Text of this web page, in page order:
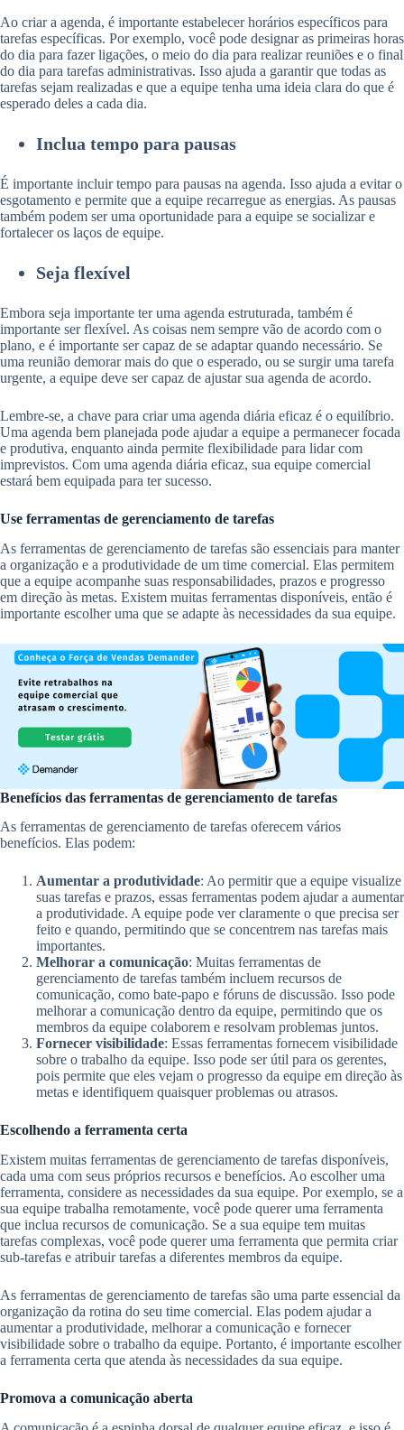
Ao criar a agenda, é importante estabelecer horários específicos para
tarefas específicas. Por exemplo, você pode designar as primeiras horas
do dia para fazer ligações, o meio do dia para realizar reuniões e o final
do dia para tarefas administrativas. Isso ajuda a garantir que todas as
tarefas sejam realizadas e que a equipe tenha uma ideia clara do que é
esperado deles a cada dia.
Inclua tempo para pausas
É importante incluir tempo para pausas na agenda. Isso ajuda a evitar o
esgotamento e permite que a equipe recarregue as energias. As pausas
também podem ser uma oportunidade para a equipe se socializar e
fortalecer os laços de equipe.
Seja flexível
Embora seja importante ter uma agenda estruturada, também é
importante ser flexível. As coisas nem sempre vão de acordo com o
plano, e é importante ser capaz de se adaptar quando necessário. Se
uma reunião demorar mais do que o esperado, ou se surgir uma tarefa
urgente, a equipe deve ser capaz de ajustar sua agenda de acordo.
Lembre-se, a chave para criar uma agenda diária eficaz é o equilíbrio.
Uma agenda bem planejada pode ajudar a equipe a permanecer focada
e produtiva, enquanto ainda permite flexibilidade para lidar com
imprevistos. Com uma agenda diária eficaz, sua equipe comercial
estará bem equipada para ter sucesso.
Use ferramentas de gerenciamento de tarefas
As ferramentas de gerenciamento de tarefas são essenciais para manter
a organização e a produtividade de um time comercial. Elas permitem
que a equipe acompanhe suas responsabilidades, prazos e progresso
em direção às metas. Existem muitas ferramentas disponíveis, então é
importante escolher uma que se adapte às necessidades da sua equipe.
Benefícios das ferramentas de gerenciamento de tarefas
As ferramentas de gerenciamento de tarefas oferecem vários
benefícios. Elas podem:
Aumentar a produtividade: Ao permitir que a equipe visualize
suas tarefas e prazos, essas ferramentas podem ajudar a aumentar
a produtividade. A equipe pode ver claramente o que precisa ser
feito e quando, permitindo que se concentrem nas tarefas mais
importantes.
Melhorar a comunicação: Muitas ferramentas de
gerenciamento de tarefas também incluem recursos de
comunicação, como bate-papo e fóruns de discussão. Isso pode
melhorar a comunicação dentro da equipe, permitindo que os
membros da equipe colaborem e resolvam problemas juntos.
Fornecer visibilidade: Essas ferramentas fornecem visibilidade
sobre o trabalho da equipe. Isso pode ser útil para os gerentes,
pois permite que eles vejam o progresso da equipe em direção às
metas e identifiquem quaisquer problemas ou atrasos.
Escolhendo a ferramenta certa
Existem muitas ferramentas de gerenciamento de tarefas disponíveis,
cada uma com seus próprios recursos e benefícios. Ao escolher uma
ferramenta, considere as necessidades da sua equipe. Por exemplo, se a
sua equipe trabalha remotamente, você pode querer uma ferramenta
que inclua recursos de comunicação. Se a sua equipe tem muitas
tarefas complexas, você pode querer uma ferramenta que permita criar
sub-tarefas e atribuir tarefas a diferentes membros da equipe.
As ferramentas de gerenciamento de tarefas são uma parte essencial da
organização da rotina do seu time comercial. Elas podem ajudar a
aumentar a produtividade, melhorar a comunicação e fornecer
visibilidade sobre o trabalho da equipe. Portanto, é importante escolher
a ferramenta certa que atenda às necessidades da sua equipe.
Promova a comunicação aberta